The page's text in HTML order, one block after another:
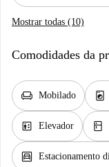
Mostrar todas (10)
Comodidades da
chair Mobilado local_laundry_service
elevator Elevador kitchen
garage Estacionamento